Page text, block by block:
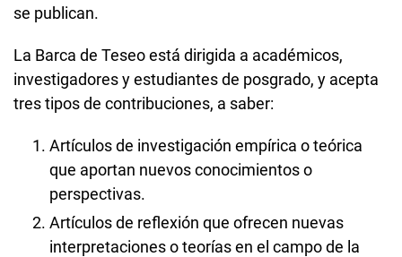
se publican.
La Barca de Teseo está dirigida a académicos,
investigadores y estudiantes de posgrado, y acepta
tres tipos de contribuciones, a saber:
Artículos de investigación empírica o teórica
que aportan nuevos conocimientos o
perspectivas.
Artículos de reflexión que ofrecen nuevas
interpretaciones o teorías en el campo de la